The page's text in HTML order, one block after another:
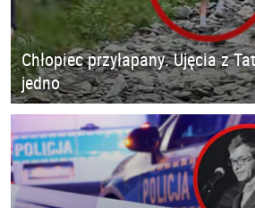
Chłopiec przyłapany. Ujęcia z
jedno